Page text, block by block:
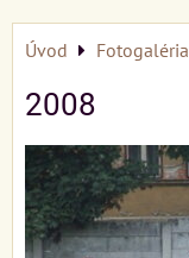
Úvod Fotogaléria
2008